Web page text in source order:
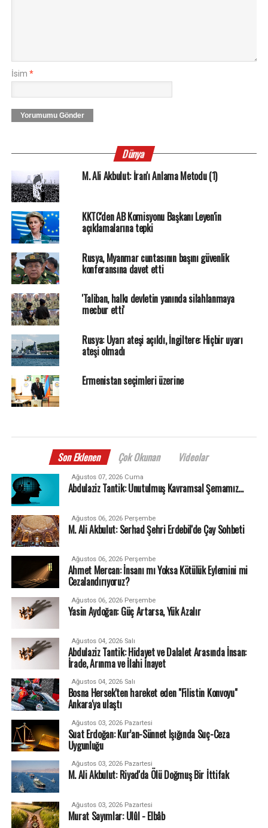
İsim *
Yorumumu Gönder
Dünya
M. Ali Akbulut: İran'ı Anlama Metodu (1)
KKTC'den AB Komisyonu Başkanı Leyen'in
açıklamalarına tepki
Rusya, Myanmar cuntasının başını güvenlik
konferansına davet etti
'Taliban, halkı devletin yanında silahlanmaya
mecbur etti'
Rusya: Uyarı ateşi açıldı, İngiltere: Hiçbir uyarı
ateşi olmadı
Ermenistan seçimleri üzerine
Son Eklenen Çok Okunan Videolar
Ağustos 07, 2026 Cuma
Abdulaziz Tantik: Unutulmuş Kavramsal Şemamız…
Ağustos 06, 2026 Perşembe
M. Ali Akbulut: Serhad Şehri Erdebil'de Çay Sohbeti
Ağustos 06, 2026 Perşembe
Ahmet Mercan: İnsanı mı Yoksa Kötülük Eylemini mi
Cezalandırıyoruz?
Ağustos 06, 2026 Perşembe
Yasin Aydoğan: Güç Artarsa, Yük Azalır
Ağustos 04, 2026 Salı
Abdulaziz Tantik: Hidayet ve Dalalet Arasında İnsan:
İrade, Arınma ve İlahi İnayet
Ağustos 04, 2026 Salı
Bosna Hersek'ten hareket eden "Filistin Konvoyu"
Ankara'ya ulaştı
Ağustos 03, 2026 Pazartesi
Suat Erdoğan: Kur’an-Sünnet Işığında Suç-Ceza
Uygunluğu
Ağustos 03, 2026 Pazartesi
M. Ali Akbulut: Riyad'da Ölü Doğmuş Bir İttifak
Ağustos 03, 2026 Pazartesi
Murat Sayımlar: Ulûl - Elbâb